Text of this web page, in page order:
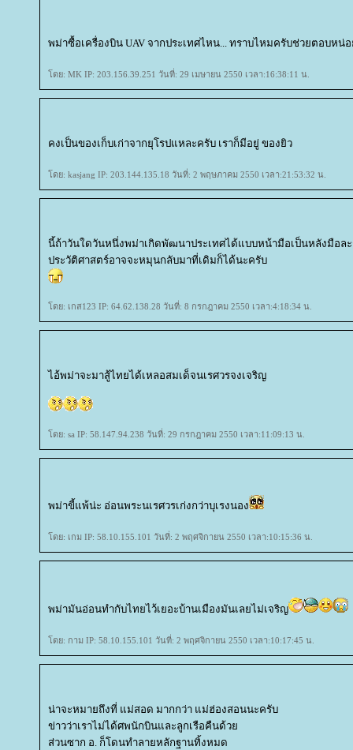
พม่าซื้อเครื่องบิน UAV จากประเทศไหน... ทราบไหมครับช่วยตอบหน่
ดย: MK IP: 203.156.39.251 วันที่: 29 เมษายน 2550 เวลา:16:38:11 น.
คงเป็นของเก็บเก่าจากยุโรปแหละครับ เราก็มีอยู่ ของยิว
ดย: kasjang IP: 203.144.135.18 วันที่: 2 พฤษภาคม 2550 เวลา:21:53:32 น.
นี้ถ้าวันใดวันหนึ่งพม่าเกิดพัฒนาประเทศได้แบบหน้ามือเป็นหลังมือล
ประวัติศาสตร์อาจจะหมุนกลับมาที่เดิมก็ได้นะครับ
ดย: เกส123 IP: 64.62.138.28 วันที่: 8 กรกฎาคม 2550 เวลา:4:18:34 น.
ไอ้พม่าจะมาสู้ไทยได้เหลอสมเด็จนเรศวรจงเจริญ
ดย: sa IP: 58.147.94.238 วันที่: 29 กรกฎาคม 2550 เวลา:11:09:13 น.
พม่าขี้แพ้น่ะ อ่อนพระนเรศวรเก่งกว่าบุเรงนอง
ดย: เกม IP: 58.10.155.101 วันที่: 2 พฤศจิกายน 2550 เวลา:10:15:36 น.
พม่ามันอ่อนทำกับไทยไว้เยอะบ้านเมืองมันเลยไม่เจริญ
ดย: กาม IP: 58.10.155.101 วันที่: 2 พฤศจิกายน 2550 เวลา:10:17:45 น.
น่าจะหมายถึงที่ แม่สอด มากกว่า แม่ฮ่องสอนนะครับ
ข่าวว่าเราไม่ได้ศพนักบินและลูกเรือคืนด้ว
ส่วนซาก อ. ก็โดนทำลายหลักฐานทิ้งหมด